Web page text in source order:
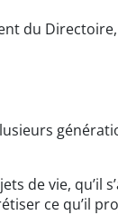
du
de vie, qu’il
ce qu’il